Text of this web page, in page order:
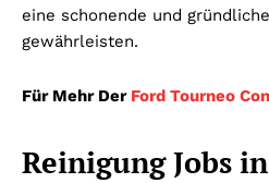
eine schonende und
gewährleisten.
Für Mehr Der Ford Tourneo
Reinigung Jobs